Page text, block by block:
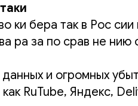
ки бера так в Рос
ра за по срав не
и огромных
RuTube, Яндекс,